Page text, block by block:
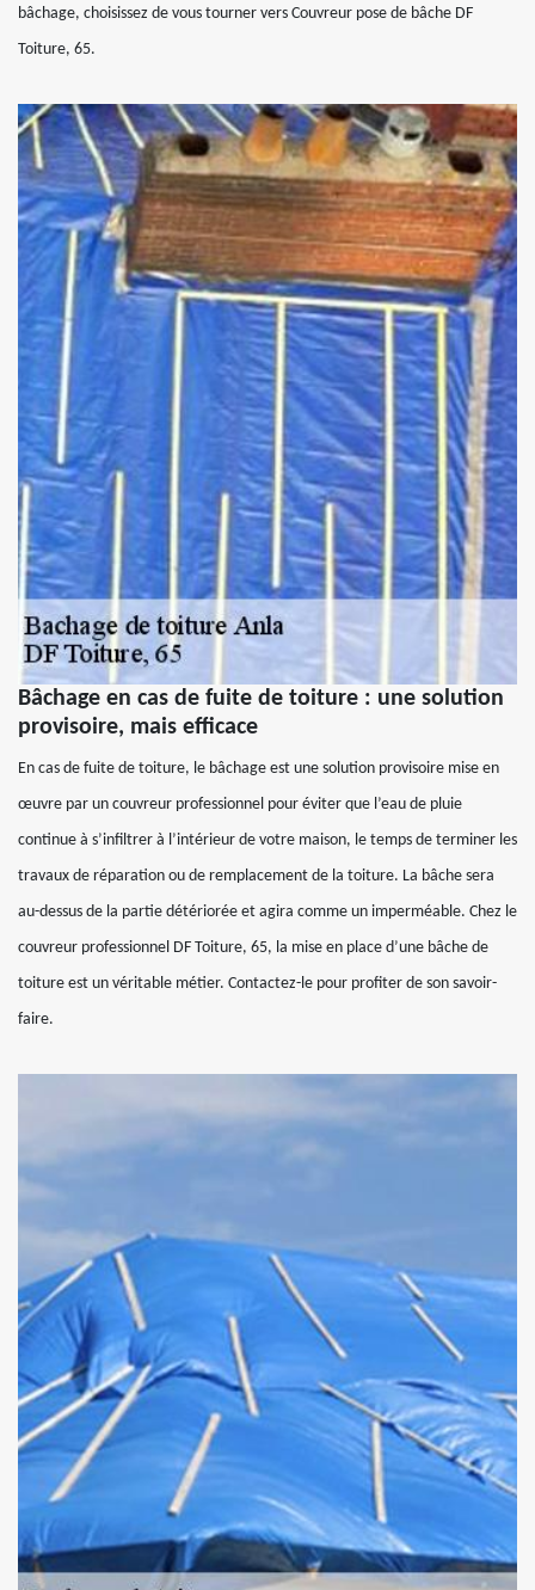
bâchage, choisissez de vous tourner vers Couvreur pose de bâche DF
Toiture, 65.
Bâchage en cas de fuite de toiture : une solution
provisoire, mais efficace
En cas de fuite de toiture, le bâchage est une solution provisoire mise en
œuvre par un couvreur professionnel pour éviter que l’eau de pluie
continue à s’infiltrer à l’intérieur de votre maison, le temps de terminer les
travaux de réparation ou de remplacement de la toiture. La bâche sera
au-dessus de la partie détériorée et agira comme un imperméable. Chez le
couvreur professionnel DF Toiture, 65, la mise en place d’une bâche de
toiture est un véritable métier. Contactez-le pour profiter de son savoir-
faire.